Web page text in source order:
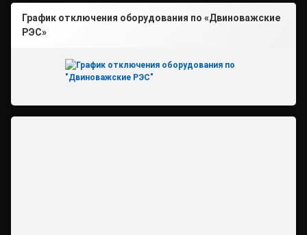
График отключения оборудования по «Двиноважские
РЭС»